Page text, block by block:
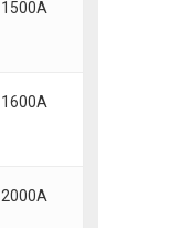
1500A
1600A
2000A